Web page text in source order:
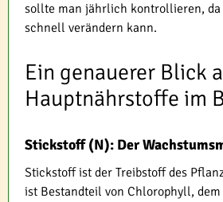
sollte man jährlich kontrollieren,
schnell verändern kann.
Ein genauerer Blick
Hauptnährstoffe im
Stickstoff (N): Der
Stickstoff ist der Treibstoff des
ist Bestandteil von Chlorophyll,